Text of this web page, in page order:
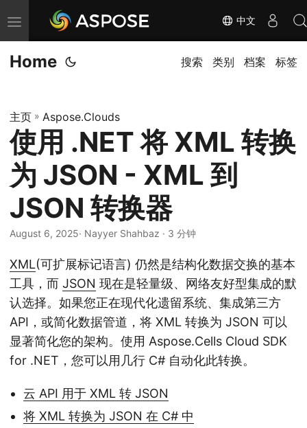
切
换
导
中文
Home 搜索 类别 档案 标签
主页 » Aspose.Clouds
使用 .NET 将 XML 转换
为 JSON - XML 到
JSON 转换器
August 6, 2025· Nayyer Shahbaz · 3 分钟
XML(可扩展标记语言) 仍然是结构化数据交换的基本
工具，而 JSON 现在是轻量级、网络友好型集成的默
认选择。如果您正在现代化遗留系统、集成第三方
API，或简化数据管道，将 XML 转换为 JSON 可以
显著简化您的架构。使用 Aspose.Cells Cloud SDK
for .NET，您可以用几行 C# 自动化此转换。
云 API 用于 XML 转 JSON
将 XML 转换为 JSON 在 C# 中